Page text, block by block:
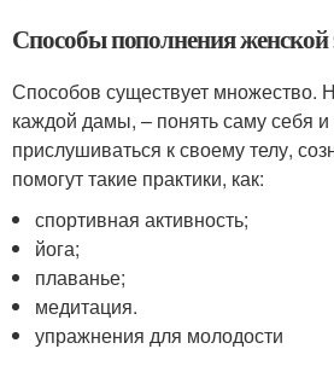
Способы пополнения женской
Способов существует множество.
каждой дамы, – понять саму себя и
прислушиваться к своему телу,
помогут такие практики, как:
спортивная активность;
йога;
плаванье;
медитация.
упражнения для молодости